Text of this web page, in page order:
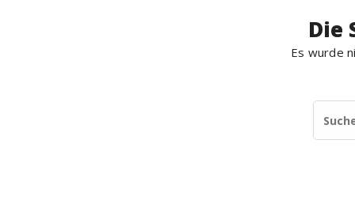
Die
Es wurde